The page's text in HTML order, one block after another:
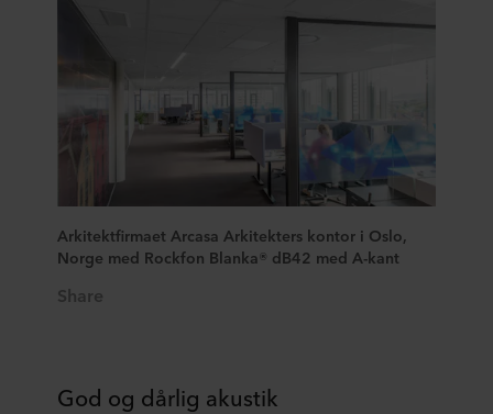
Arkitektfirmaet Arcasa Arkitekters kontor i Oslo,
Norge med Rockfon Blanka® dB42 med A-kant
Share
God og dårlig akustik